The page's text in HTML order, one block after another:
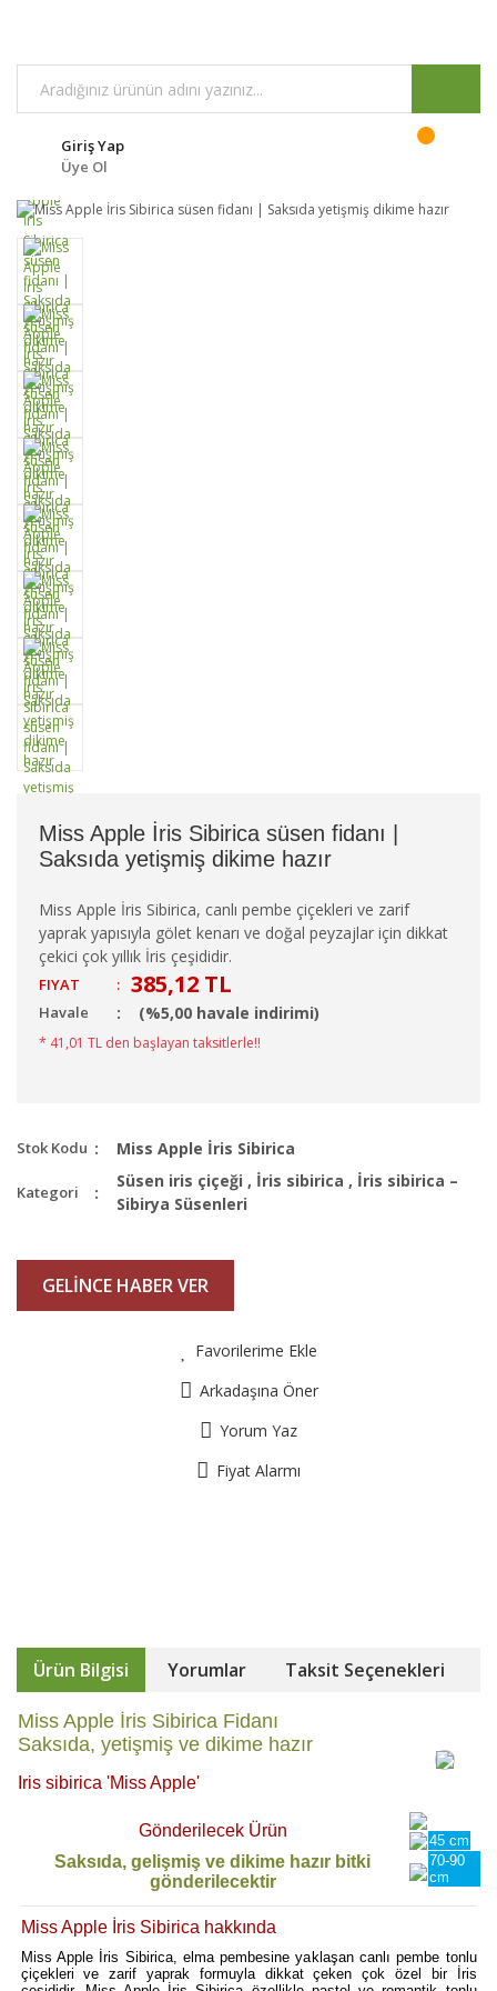
Giriş Yap
Üye Ol
Miss Apple İris Sibirica süsen fidanı |
Saksıda yetişmiş dikime hazır
Miss Apple İris Sibirica, canlı pembe çiçekleri ve zarif
yaprak yapısıyla gölet kenarı ve doğal peyzajlar için dikkat
çekici çok yıllık İris çeşididir.
FIYAT : 385,12 TL
Havale (%5,00 havale indirimi)
* 41,01 TL den başlayan taksitlerle!!
Stok Kodu Miss Apple İris Sibirica
Kategori
Süsen iris çiçeği , İris sibirica , İris sibirica –
Sibirya Süsenleri
GELİNCE HABER VER
Favorilerime Ekle
Arkadaşına Öner
Yorum Yaz
Fiyat Alarmı
Ürün Bilgisi Yorumlar Taksit Seçenekleri
Miss Apple İris Sibirica Fidanı
Saksıda, yetişmiş ve dikime hazır
Iris sibirica 'Miss Apple'
Gönderilecek Ürün
45 cm
Saksıda, gelişmiş ve dikime hazır bitki
gönderilecektir
70-90
cm
Miss Apple İris Sibirica hakkında
Miss Apple İris Sibirica, elma pembesine yaklaşan canlı pembe tonlu
çiçekleri ve zarif yaprak formuyla dikkat çeken çok özel bir İris